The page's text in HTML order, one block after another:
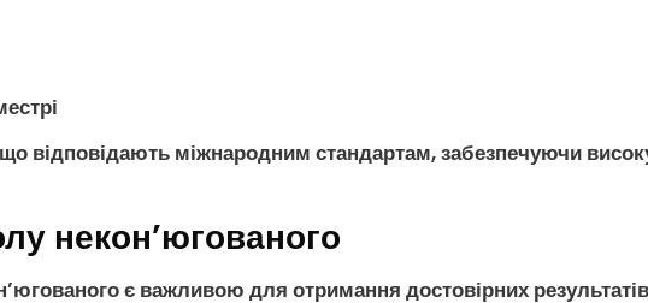
відповідають міжнародним стандартам, забезпечуючи
некон’югованого
є важливою для отримання достовірних